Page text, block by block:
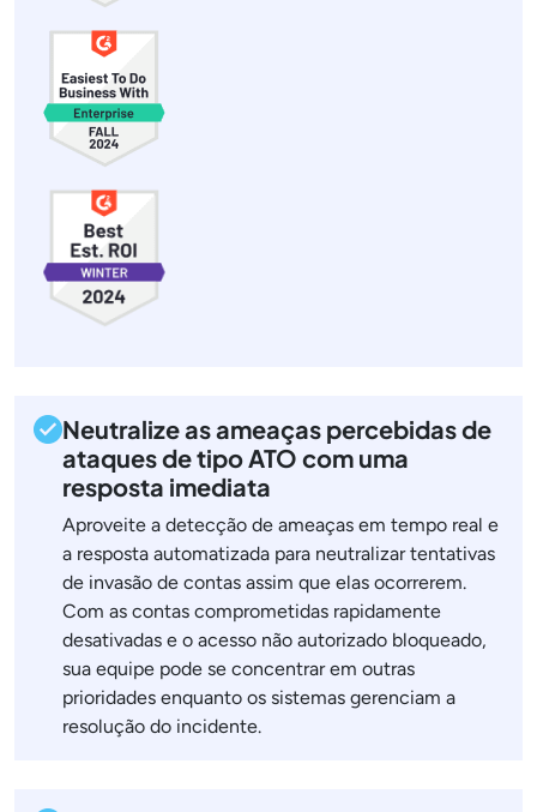
Neutralize as ameaças percebidas de
ataques de tipo ATO com uma
resposta imediata
Aproveite a detecção de ameaças em tempo real e
a resposta automatizada para neutralizar tentativas
de invasão de contas assim que elas ocorrerem.
Com as contas comprometidas rapidamente
desativadas e o acesso não autorizado bloqueado,
sua equipe pode se concentrar em outras
prioridades enquanto os sistemas gerenciam a
resolução do incidente.